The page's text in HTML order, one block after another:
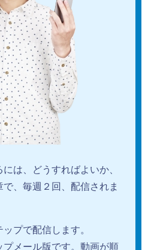
は、どうすればよいか、
、毎週２回、配信されま
プで配信します。
プメール版です。動画が順